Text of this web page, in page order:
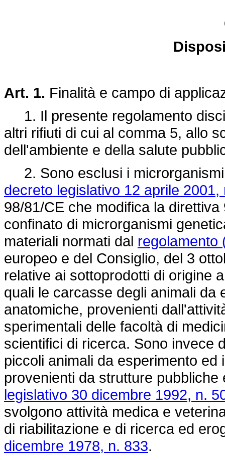
Art. 1. Finalità e campo di
1. Il presente regolamento
altri rifiuti di cui al comma 5, allo
dell'ambiente e della salute
2. Sono esclusi i
decreto legislativo 12 aprile 2001,
98/81/CE che modifica la direttiva
confinato di microrganismi
materiali normati dal regolamento
europeo e del Consiglio, del 3
relative ai sottoprodotti di origine
quali le carcasse degli animali
anatomiche, provenienti
sperimentali delle facoltà di
scientifici di ricerca. Sono invece
piccoli animali da esperimento
provenienti da strutture
legislativo 30 dicembre 1992, n.
svolgono attività medica e
di riabilitazione e di ricerca ed
dicembre 1978, n. 833.